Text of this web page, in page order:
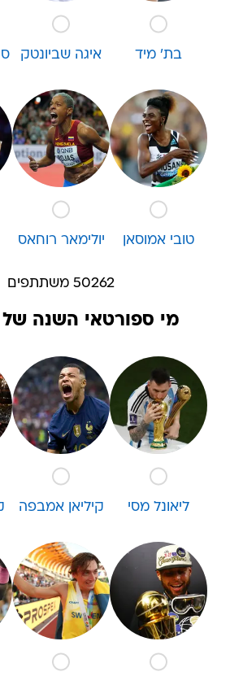
בת' מיד איגה שביונטק
טובי אמוסאן יולימאר רוחאס
50262 משתתפים
מי ספורטאי השנה של 2022?
ליאונל מסי קיליאן אמבפה